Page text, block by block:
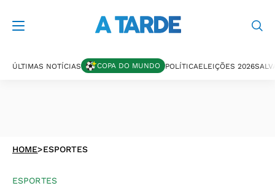
ÚLTIMAS NOTÍCIAS COPA DO MUNDO POLÍTICAELEIÇÕES 2026
HOME>ESPORTES
ESPORTES